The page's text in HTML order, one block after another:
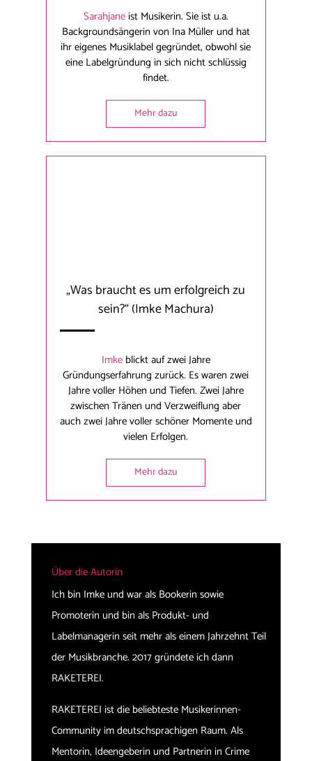
Sarahjaneist Musikerin. Sie ist u.a.
Backgroundsängerin von Ina Müller und hat
ihr eigenes Musiklabel gegründet, obwohl sie
eine Labelgründung in sich nicht schlüssig
findet.
Mehr dazu
„Was braucht es um erfolgreich zu
sein?“(Imke Machura)
Imkeblickt auf zwei Jahre
Gründungserfahrung zurück. Es waren zwei
Jahre voller Höhen und Tiefen. Zwei Jahre
zwischen Tränen und Verzweiflung aber
auch zwei Jahre voller schöner Momente und
vielen Erfolgen.
Mehr dazu
Über die Autorin
Ich bin Imke und war als Bookerin sowie
Promoterin und bin als Produkt- und
Labelmanagerin seit mehr als einem Jahrzehnt Teil
der Musikbranche. 2017 gründete ich dann
RAKETEREI.
RAKETEREI ist die beliebteste Musikerinnen-
Community im deutschsprachigen Raum. Als
Mentorin, Ideengeberin und Partnerin in Crime